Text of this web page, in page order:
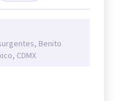
Benito
CDMX